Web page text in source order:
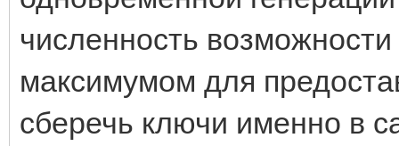
численность
максимумом для
сберечь ключи именно в